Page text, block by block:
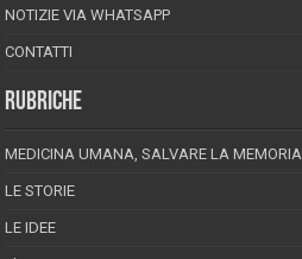
NOTIZIE VIA WHATSAPP
CONTATTI
RUBRICHE
MEDICINA UMANA, SALVARE LA MEMORIA
LE STORIE
LE IDEE